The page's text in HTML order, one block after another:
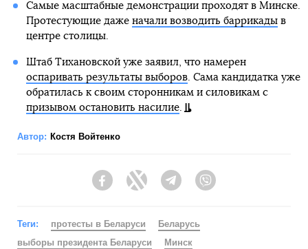
Самые масштабные демонстрации проходят в Минске.
Протестующие даже начали возводить баррикадыв
центре столицы.
Штаб Тихановской уже заявил, что намерен
оспаривать результаты выборов. Сама кандидатка уже
обратилась к своим сторонникам и силовикам с
призывом остановить насилие.
Автор: Костя Войтенко
FacebookTwitter Telegram
Теги: протесты в Беларуси
Беларусь
выборы президента Беларуси
Минск